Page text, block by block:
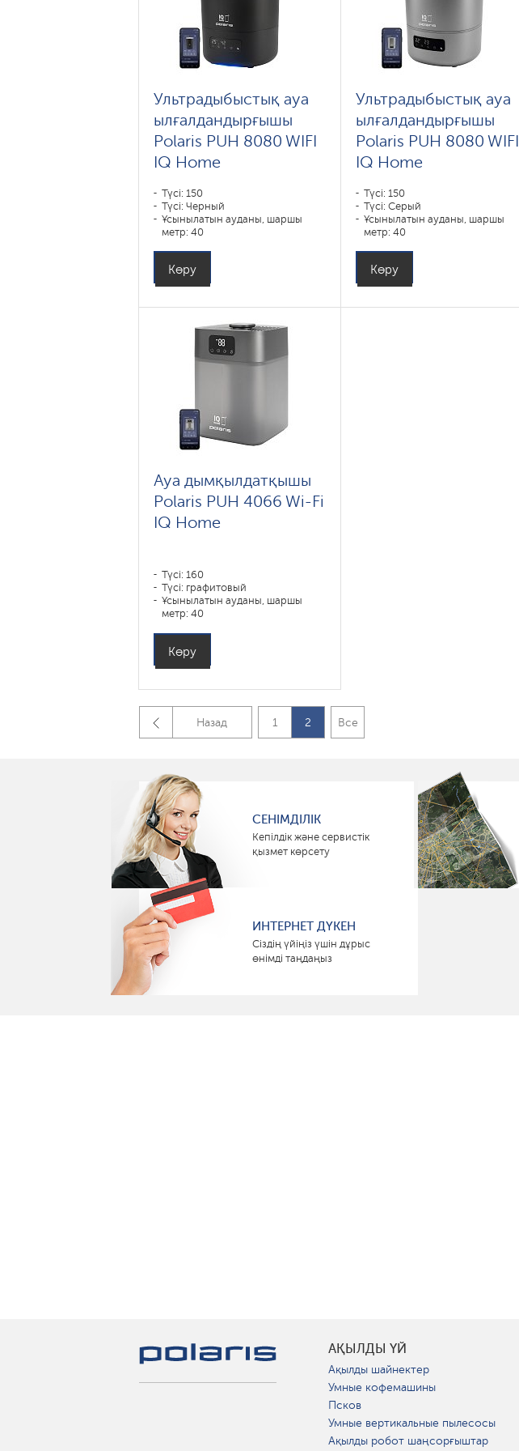
Ультрадыбыстық ауа
ылғалдандырғышы
Polaris PUH 8080 WIFI
IQ Home
Түсі: 150
Түсі: Черный
Ұсынылатын ауданы, шаршы
метр: 40
Көру
Ультрадыбыстық ауа
ылғалдандырғышы
Polaris PUH 8080 WIFI
IQ Home
Түсі: 150
Түсі: Серый
Ұсынылатын ауданы, шаршы
метр: 40
Көру
Ауа дымқылдатқышы
Polaris PUH 4066 Wi-Fi
IQ Home
Түсі: 160
Түсі: графитовый
Ұсынылатын ауданы, шаршы
метр: 40
Көру
Назад 1 2 Все
СЕНІМДІЛІК
Кепілдік және сервистік
қызмет көрсету
ИНТЕРНЕТ ДҮКЕН
Сіздің үйіңіз үшін дұрыс
өнімді таңдаңыз
АҚЫЛДЫ ҮЙ
Ақылды шайнектер
Умные кофемашины
Псков
Умные вертикальные пылесосы
Ақылды робот шаңсорғыштар